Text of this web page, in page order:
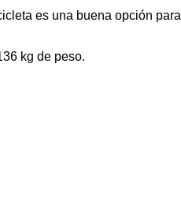
es una buena opción para
kg de peso.